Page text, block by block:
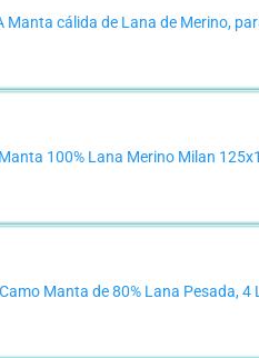
Manta cálida de Lana de Merino,
100% Lana Merino Milan
Manta de 80% Lana Pesada, 4